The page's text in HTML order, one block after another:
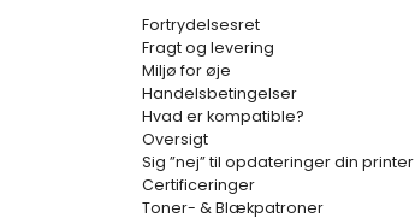
Fortrydelsesret
Fragt og levering
Miljø for øje
Handelsbetingelser
Hvad er kompatible?
Oversigt
Sig ”nej” til opdateringer din printer
Certificeringer
Toner- & Blækpatroner